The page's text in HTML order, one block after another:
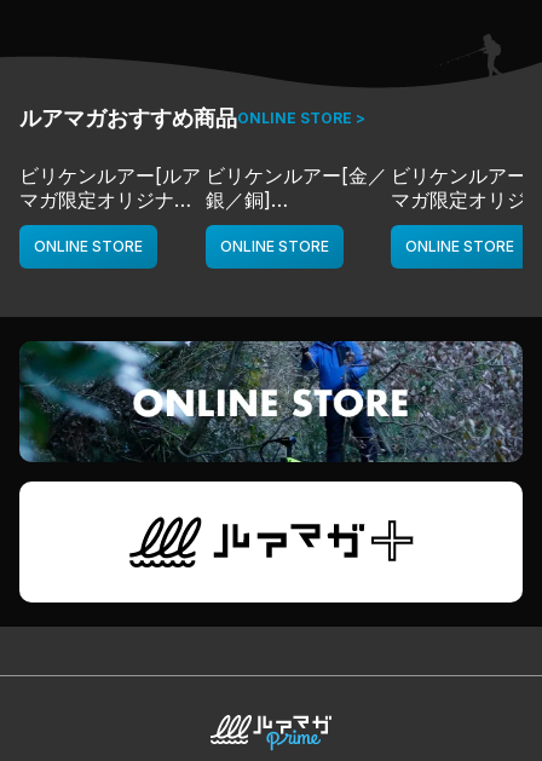
ルアマガおすすめ商品ONLINE STORE >
ビリケンルアー[ルア
マガ限定オリジナル
カラー／LMチャー
ト]
deps
ONLINE STORE
ビリケンルアー[金／
銀／銅]
deps
ONLINE STORE
ビリケンルアー[
マガ限定オリジ
カラー／LMボー
ワイト]
deps
ONLINE STORE